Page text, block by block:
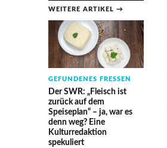
WEITERE ARTIKEL →
GEFUNDENES FRESSEN
Der SWR: „Fleisch ist
zurück auf dem
Speiseplan“ – ja, war es
denn weg? Eine
Kulturredaktion
spekuliert